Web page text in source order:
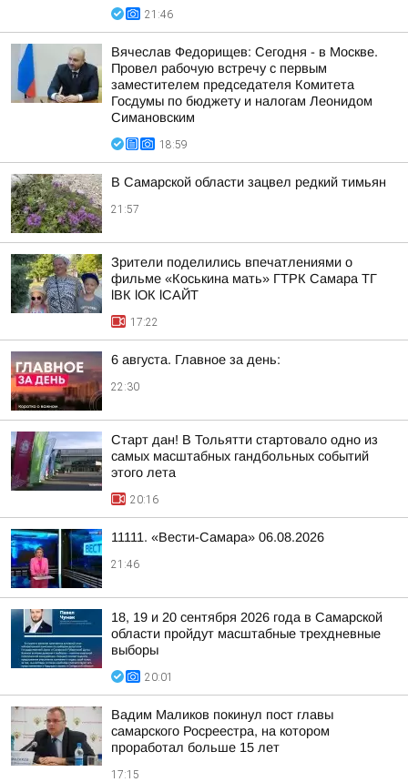
21:46
Вячеслав Федорищев: Сегодня - в Москве.
Провел рабочую встречу с первым
заместителем председателя Комитета
Госдумы по бюджету и налогам Леонидом
Симановским
18:59
В Самарской области зацвел редкий тимьян
21:57
Зрители поделились впечатлениями о
фильме «Коськина мать» ГТРК Самара ТГ
lВК lОК lСАЙТ
17:22
6 августа. Главное за день:
22:30
Старт дан! В Тольятти стартовало одно из
самых масштабных гандбольных событий
этого лета
20:16
11111. «Вести-Самара» 06.08.2026
21:46
18, 19 и 20 сентября 2026 года в Самарской
области пройдут масштабные трехдневные
выборы
20:01
Вадим Маликов покинул пост главы
самарского Росреестра, на котором
проработал больше 15 лет
17:15